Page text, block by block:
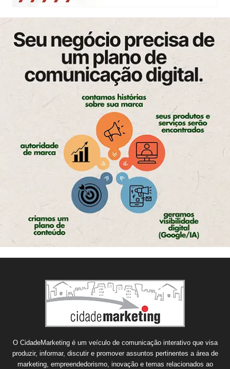
O CidadeMarketing é um veículo de comunicação interativo que visa
produzir, informar, discutir e promover assuntos pertinentes a área de
marketing, empreendedorismo, inovação e temas relacionados ao